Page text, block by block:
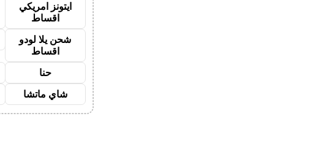
ايتونز امريكي
اقساط
شحن يلا لودو
اقساط
حنا
شاي ماتشا